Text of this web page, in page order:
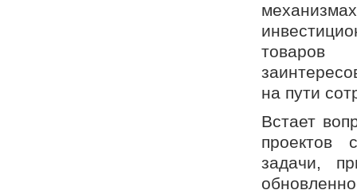
на пути
Встает
проектов
задачи,